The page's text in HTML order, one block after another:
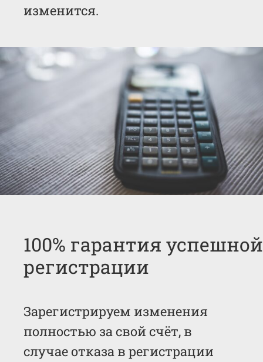
изменится.
100% гарантия успешной
регистрации
Зарегистрируем изменения
полностью за свой счёт, в
случае отказа в регистрации